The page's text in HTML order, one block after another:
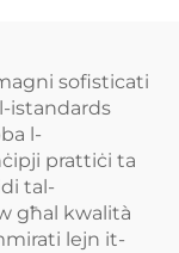
sofisticati
istandards
l-
prattiċi ta
tal-
għal kwalità
lejn it-